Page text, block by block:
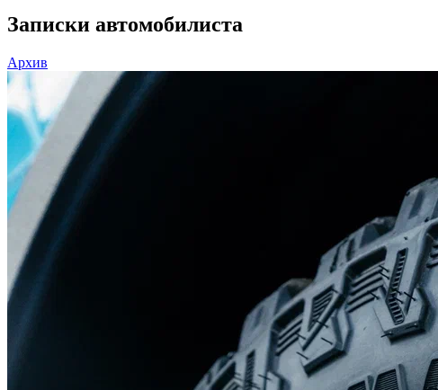
Записки автомобилиста
Архив